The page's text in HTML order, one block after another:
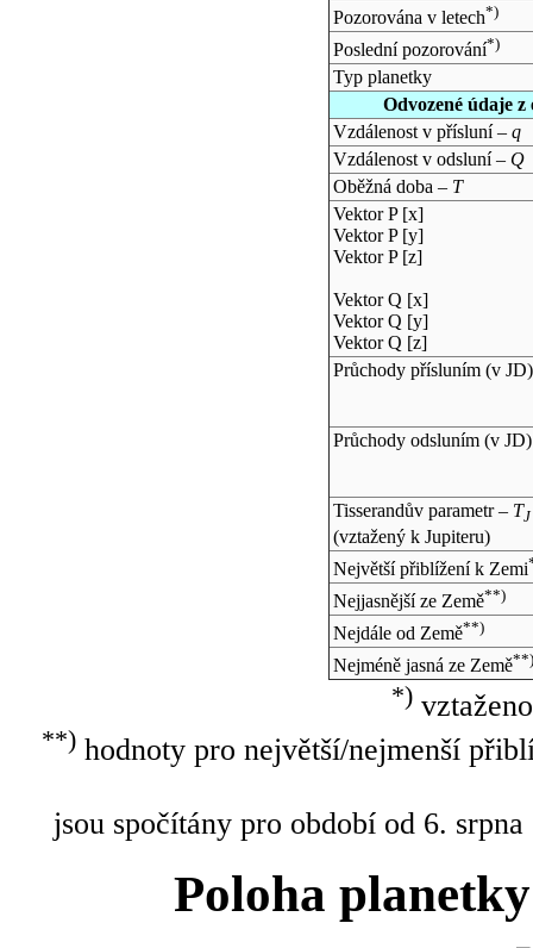
Pozorována v letech*)
Poslední pozorování*)
Typ planetky
Odvozené údaje
Vzdálenost v přísluní – q
Vzdálenost v odsluní – Q
Oběžná doba – T
Vektor P [x]
Vektor P [y]
Vektor P [z]
Vektor Q [x]
Vektor Q [y]
Vektor Q [z]
Průchody přísluním (v JD)
Průchody odsluním (v JD)
Tisserandův parametr – TJ
(vztažený k Jupiteru)
Největší přiblížení k Zemi
Nejjasnější ze Země**)
Nejdále od Země**)
Nejméně jasná ze Země**)
*)
**)hodnoty pro největší/nejmenší
jsou spočítány pro období od 6.
Poloha